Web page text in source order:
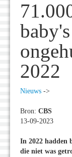
2022
Nieuws ->
Bron: CBS
13-09-2023
In 2022 hadden
die niet was